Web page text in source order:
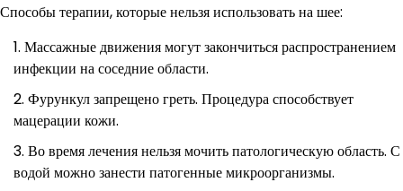
Способы терапии, которые нельзя использовать на шее:
Массажные движения могут закончиться распространением
инфекции на соседние области.
Фурункул запрещено греть. Процедура способствует
мацерации кожи.
Во время лечения нельзя мочить патологическую область. С
водой можно занести патогенные микроорганизмы.